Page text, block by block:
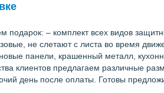
подарок: – комплект всех видов
не слетают с листа во время
панели, крашенный металл,
клиентов предлагаем различные
день после оплаты. Готовы